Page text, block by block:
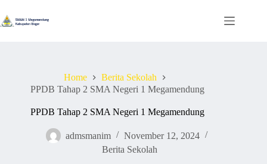
to
content
Home
Berita Sekolah
PPDB Tahap 2 SMA Negeri 1 Megamendung
PPDB Tahap 2 SMA Negeri 1 Megamendung
admsmanim
November 12, 2024
Berita Sekolah